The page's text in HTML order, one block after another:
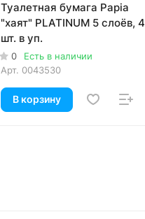
Туалетная бумага Papia
"хаят" PLATINUM 5 слоёв, 4
шт. в уп.
0
Есть в наличии
Арт. 0043530
В корзину